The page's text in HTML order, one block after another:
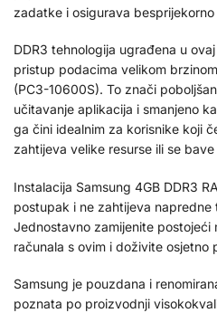
zadatke i osigurava
DDR3 tehnologija ugrađena u
pristup podacima velikom
(PC3-10600S). To znači
učitavanje aplikacija i smanjeno
ga čini idealnim za korisnike koji
zahtijeva velike resurse ili se
Instalacija Samsung 4GB DDR3
postupak i ne zahtijeva napredne
Jednostavno zamijenite postojeći
računala s ovim i doživite osjetno
Samsung je pouzdana i
poznata po proizvodnji